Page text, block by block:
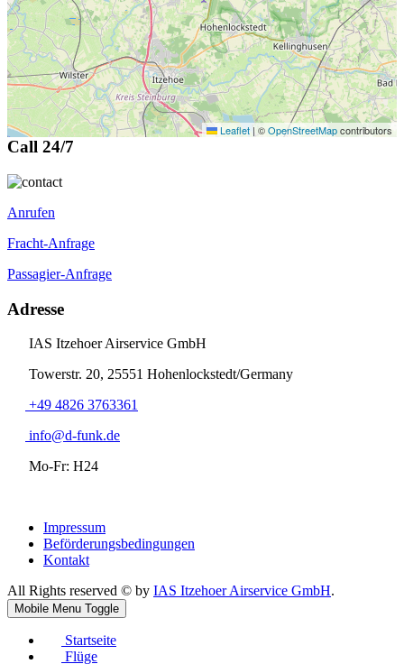
Leaflet | ©OpenStreetMapcontributors
Call 24/7
Anrufen
Fracht-Anfrage
Passagier-Anfrage
Adresse
IAS Itzehoer Airservice GmbH
Towerstr. 20, 25551 Hohenlockstedt/Germany
+49 4826 3763361
info@d-funk.de
Mo-Fr: H24
Impressum
Beförderungsbedingungen
Kontakt
All Rights reserved © by IAS Itzehoer Airservice GmbH.
Mobile Menu Toggle
Startseite
Flüge